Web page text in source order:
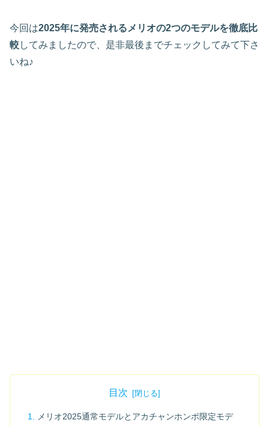
今回は2025年に発売されるメリオの2つのモデルを徹底比
較してみましたので、是非最後までチェックしてみて下さ
いね♪
目次
メリオ2025通常モデルとアカチャンホンポ限定モデ